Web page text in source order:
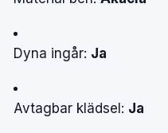
Dyna ingår: Ja
Avtagbar klädsel: Ja